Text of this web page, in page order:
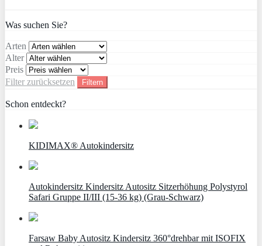
Was suchen Sie?
Arten
Alter
Preis
Filter zurücksetzen
Filtern
Schon entdeckt?
KIDIMAX® Autokindersitz
Autokindersitz Kindersitz Autositz Sitzerhöhung Polystyrol
Safari Gruppe II/III (15-36 kg) (Grau-Schwarz)
Farsaw Baby Autositz Kindersitz 360°drehbar mit ISOFIX